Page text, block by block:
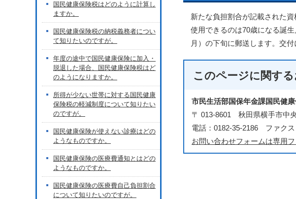
新たな負担割合が記載された
使用できるのは70歳になる誕
月）の下旬に郵送します。交
このページに関する
市民生活部国保年金課国民健
〒 013-8601 秋田県横手市中
電話：0182-35-2186 ファクス
お問い合わせフォームは専用
国民健康保険税はどのように計算し
ますか。
国民健康保険税の納税義務者につい
て知りたいのですが。
年度の途中で国民健康保険に加入・
脱退した場合、国民健康保険税はど
のようになりますか。
所得が少ない世帯に対する国民健康
保険税の軽減制度について知りたい
のですが。
国民健康保険が使えない診療はどの
ようなものですか。
国民健康保険の医療費通知とはどの
ようなものですか。
国民健康保険の医療費自己負担割合
について知りたいのですが。